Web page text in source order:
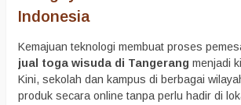
Indonesia
Kemajuan teknologi membuat proses
jual toga wisuda di Tangerang menjadi
Kini, sekolah dan kampus di berbagai
produk secara online tanpa perlu hadir di